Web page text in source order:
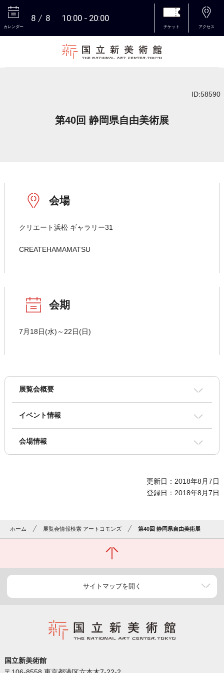
カレンダー
8 8 10:00 20:00
チケット アクセス
ID:58590
第40回 静岡県自由美術展
会場
クリエート浜松 ギャラリー31
CREATEHAMAMATSU
会期
7月18日(水)～22日(日)
展覧会概要
イベント情報
会場情報
更新日：2018年8月7日
登録日：2018年8月7日
ホーム 展覧会情報検索 アートコモンズ 第40回 静岡県自由美術展
サイトマップを開く
国立新美術館